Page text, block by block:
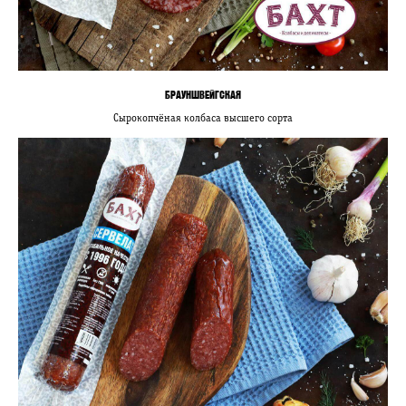
БРАУНШВЕЙГСКАЯ
Сырокопчёная колбаса высшего сорта